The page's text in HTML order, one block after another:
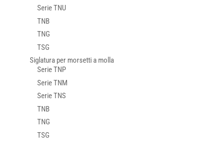
Serie TNU
TNB
TNG
TSG
Siglatura per morsetti a molla
Serie TNP
Serie TNM
Serie TNS
TNB
TNG
TSG